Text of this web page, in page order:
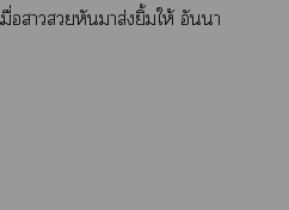
อาหันมาส่งยิ้มให้ อันนา